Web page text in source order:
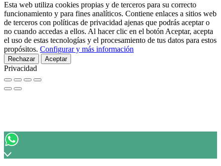
Esta web utiliza cookies propias y de terceros para su correcto
funcionamiento y para fines analíticos. Contiene enlaces a sitios web
de terceros con políticas de privacidad ajenas que podrás aceptar o
no cuando accedas a ellos. Al hacer clic en el botón Aceptar, acepta
el uso de estas tecnologías y el procesamiento de tus datos para estos
propósitos. Configurar y más información
Rechazar Aceptar
Privacidad